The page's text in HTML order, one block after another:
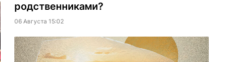
родственниками?
06 Августа 15:02